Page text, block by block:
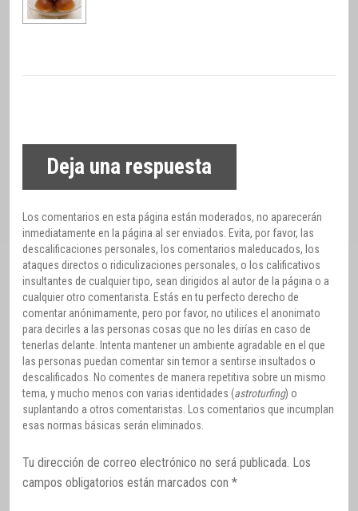
Deja una respuesta
Los comentarios en esta página están moderados, no aparecerán
inmediatamente en la página al ser enviados. Evita, por favor, las
descalificaciones personales, los comentarios maleducados, los
ataques directos o ridiculizaciones personales, o los calificativos
insultantes de cualquier tipo, sean dirigidos al autor de la página o a
cualquier otro comentarista. Estás en tu perfecto derecho de
comentar anónimamente, pero por favor, no utilices el anonimato
para decirles a las personas cosas que no les dirías en caso de
tenerlas delante. Intenta mantener un ambiente agradable en el que
las personas puedan comentar sin temor a sentirse insultados o
descalificados. No comentes de manera repetitiva sobre un mismo
tema, y mucho menos con varias identidades (astroturfing) o
suplantando a otros comentaristas. Los comentarios que incumplan
esas normas básicas serán eliminados.
Tu dirección de correo electrónico no será publicada. Los
campos obligatorios están marcados con *